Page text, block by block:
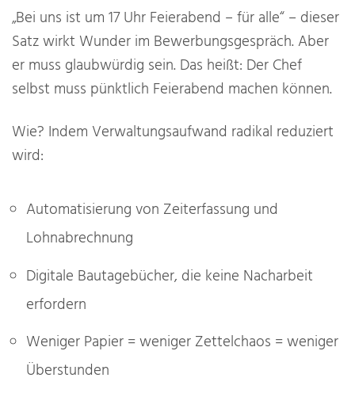
„Bei uns ist um 17 Uhr Feierabend – für alle“ – dieser
Satz wirkt Wunder im Bewerbungsgespräch. Aber
er muss glaubwürdig sein. Das heißt: Der Chef
selbst muss pünktlich Feierabend machen können.
Wie? Indem Verwaltungsaufwand radikal reduziert
wird:
Automatisierung von Zeiterfassung und
Lohnabrechnung
Digitale Bautagebücher, die keine Nacharbeit
erfordern
Weniger Papier = weniger Zettelchaos = weniger
Überstunden